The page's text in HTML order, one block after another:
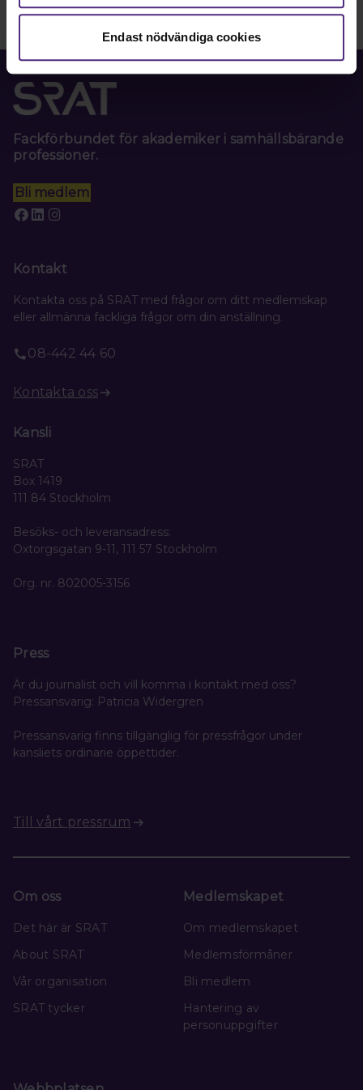
Endast nödvändiga cookies
Fackförbundet för akademiker i samhällsbärande
professioner.
Bli medlem
Kontakt
Kontakta oss på SRAT med frågor om ditt medlemskap
eller allmänna fackliga frågor om din anställning.
08-442 44 60
Kontakta oss
Kansli
SRAT
Box 1419
111 84 Stockholm
Besöks- och leveransadress:
Oxtorgsgatan 9-11, 111 57 Stockholm
Org. nr. 802005-3156
Press
Är du journalist och vill komma i kontakt med oss?
Pressansvarig: Patricia Widergren
Pressansvarig finns tillgänglig för pressfrågor under
kansliets ordinarie öppettider.
Till vårt pressrum
Om oss
Det här är SRAT
About SRAT
Vår organisation
SRAT tycker
Medlemskapet
Om medlemskapet
Medlemsförmåner
Bli medlem
Hantering av
personuppgifter